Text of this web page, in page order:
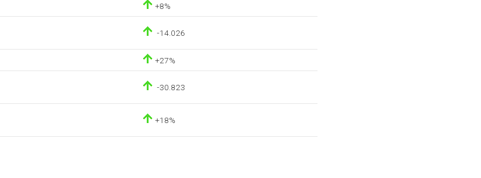
+8%
-14.026
+27%
-30.823
+18%